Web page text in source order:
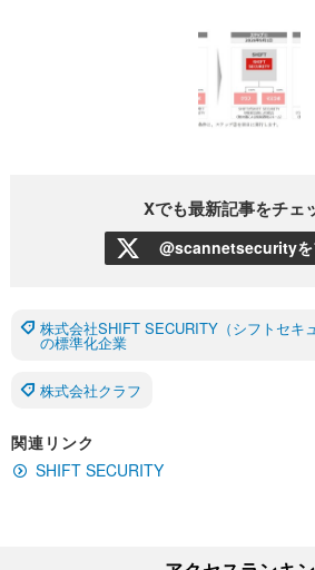
Xでも最新記事をチェ
@scannetsecurityを
株式会社SHIFT SECURITY（シフトセキ
の標準化企業
株式会社クラフ
関連リンク
SHIFT SECURITY